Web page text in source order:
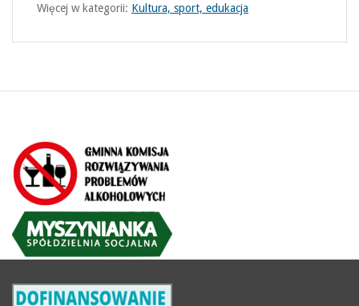
Więcej w kategorii: Kultura, sport, edukacja